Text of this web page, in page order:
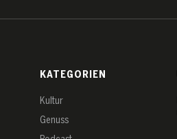
KATEGORIEN
Kultur
Genuss